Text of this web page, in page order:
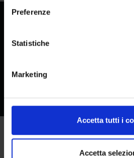
Preferenze
Statistiche
Marketing
Accetta tutti i
Accetta